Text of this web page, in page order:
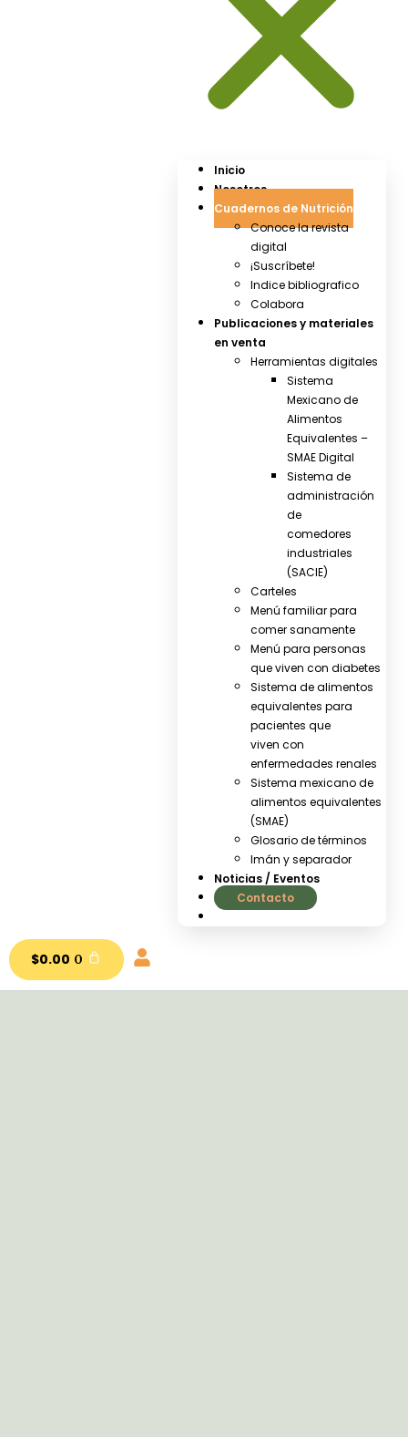
Inicio
Nosotros
Cuadernos de Nutrición
Conoce la revista
digital
¡Suscríbete!
Indice bibliografico
Colabora
Publicaciones y materiales
en venta
Herramientas digitales
Sistema
Mexicano de
Alimentos
Equivalentes –
SMAE Digital
Sistema de
administración
de
comedores
industriales
(SACIE)
Carteles
Menú familiar para
comer sanamente
Menú para personas
que viven con diabetes
Sistema de alimentos
equivalentes para
pacientes que
viven con
enfermedades renales
Sistema mexicano de
alimentos equivalentes
(SMAE)
Glosario de términos
Imán y separador
Noticias / Eventos
Contacto
$0.00 0